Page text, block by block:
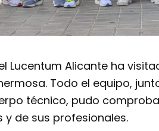
Lucentum Alicante ha
Todo el equipo,
técnico, pudo
y de sus profesionales.